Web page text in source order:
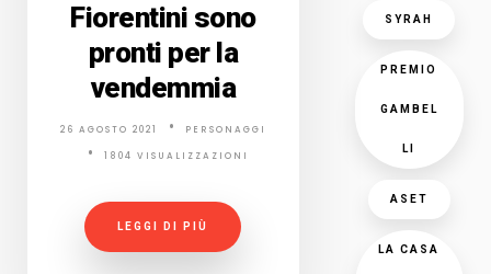
Fiorentini sono
pronti per la
vendemmia
26 AGOSTO 2021 PERSONAGGI
1804 VISUALIZZAZIONI
LEGGI DI PIÙ
SYRAH
PREMIO
GAMBEL
LI
ASET
LA CASA